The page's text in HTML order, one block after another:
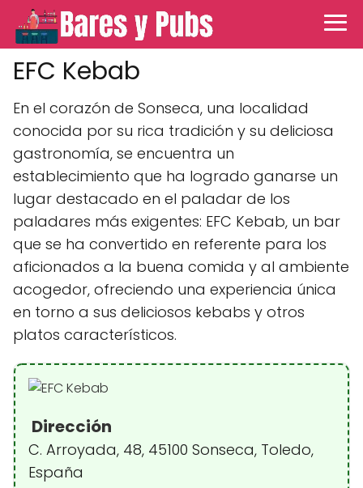
EFC Kebab
En el corazón de Sonseca, una localidad
conocida por su rica tradición y su deliciosa
gastronomía, se encuentra un
establecimiento que ha logrado ganarse un
lugar destacado en el paladar de los
paladares más exigentes: EFC Kebab, un bar
que se ha convertido en referente para los
aficionados a la buena comida y al ambiente
acogedor, ofreciendo una experiencia única
en torno a sus deliciosos kebabs y otros
platos característicos.
Dirección
C. Arroyada, 48, 45100 Sonseca, Toledo,
España